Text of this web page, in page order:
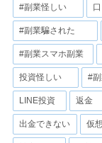
#副業怪しい
#副業騙された
#副業スマホ副業
投資怪しい #
LINE投資 返金
出金できない 仮